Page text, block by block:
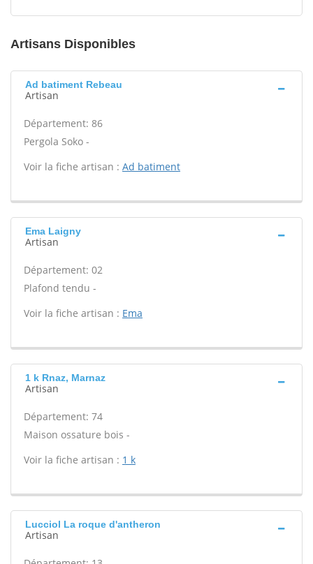
Artisans Disponibles
Ad batiment Rebeau
Artisan
Département: 86
Pergola Soko -
Voir la fiche artisan : Ad batiment
Ema Laigny
Artisan
Département: 02
Plafond tendu -
Voir la fiche artisan : Ema
1 k Rnaz, Marnaz
Artisan
Département: 74
Maison ossature bois -
Voir la fiche artisan : 1 k
Lucciol La roque d'antheron
Artisan